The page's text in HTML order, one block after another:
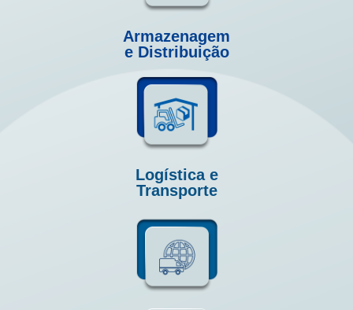
Armazenagem
e Distribuição
Logística e
Transporte